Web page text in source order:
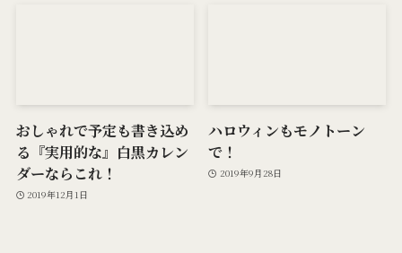
おしゃれで予定も書き込め
る『実用的な』白黒カレン
ダーならこれ！
2019年12月1日
ハロウィンもモノトーン
で！
2019年9月28日